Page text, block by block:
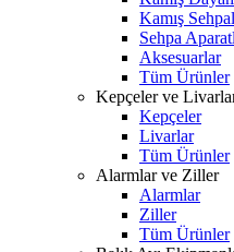
Kamış
Sehpa
Aksesuarlar
Tüm Ürünler
Kepçeler ve
Kepçeler
Livarlar
Tüm Ürünler
Alarmlar ve Ziller
Alarmlar
Ziller
Tüm Ürünler